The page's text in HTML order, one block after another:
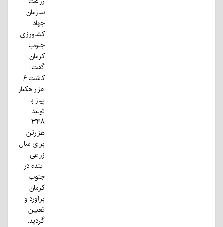
سازمان
جهاد
کشاورزی
جنوب
کرمان
گفت:
کاشت ۶
هزار هکتار
پیاز با
تولید
۳۴۸
هزارتن
برای سال
زراعی
آینده در
جنوب
کرمان
برآورد و
تعیین
گردید.